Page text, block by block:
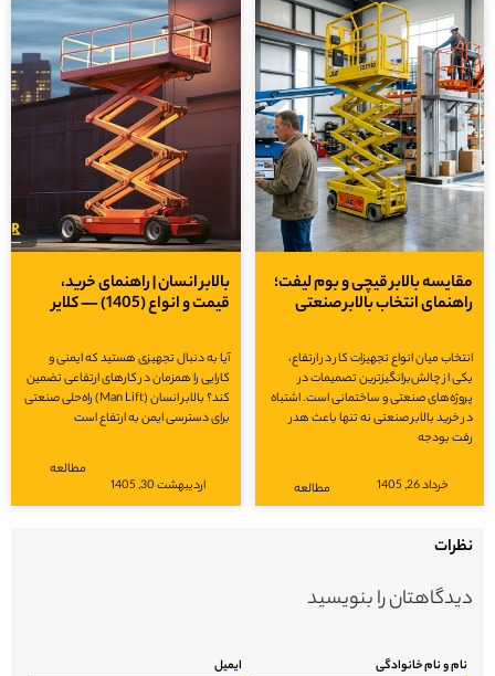
مقایسه بالابر قیچی و بوم لیفت؛
راهنمای انتخاب بالابر صنعتی
انتخاب میان انواع تجهیزات کار در ارتفاع،
یکی از چالش‌برانگیزترین تصمیمات در
پروژه‌های صنعتی و ساختمانی است. اشتباه
در خرید بالابر صنعتی نه تنها باعث هدر
رفت بودجه
مطالعه خرداد 26, 1405
بالابر انسان | راهنمای خرید،
قیمت و انواع (1405) — کلایر
آیا به دنبال تجهیزی هستید که ایمنی و
کارایی را همزمان در کارهای ارتفاعی تضمین
کند؟ بالابر انسان (Man Lift) راه‌حلی صنعتی
برای دسترسی ایمن به ارتفاع است
مطالعه
اردیبهشت 30, 1405
نظرات
دیدگاهتان را بنویسید
نام و نام خانوادگی ایمیل